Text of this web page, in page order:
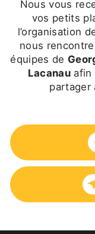
Nous vous
vos petits
l’organisation
nous
équipes de
Lacanauafin
partager